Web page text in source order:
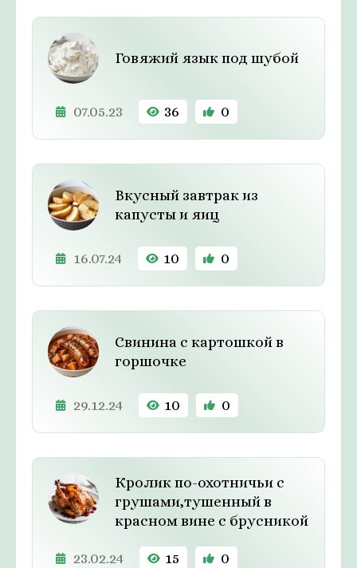
Говяжий язык под шубой
07.05.23 36 0
Вкусный завтрак из
капусты и яиц
16.07.24 10 0
Свинина с картошкой в
горшочке
29.12.24 10 0
Кролик по-охотничьи с
грушами,тушенный в
красном вине с брусникой
23.02.24 15 0